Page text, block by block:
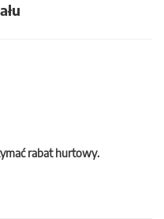
rabat hurtowy.